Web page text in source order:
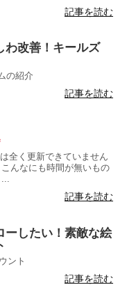
記事を読む
わ改善！キールズ
の紹介
記事を読む
全く更新できていません
んなにも時間が無いもの
記事を読む
ーしたい！素敵な絵
ント
記事を読む